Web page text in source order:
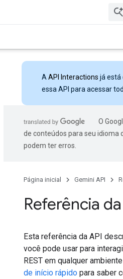
A API Interactions já está
essa API para acessar
O
de conteúdos para seu idioma
podem ter erros.
Página inicial Gemini API
Referência
Esta referência da API
você pode usar para
REST em qualquer
de início rápido para saber